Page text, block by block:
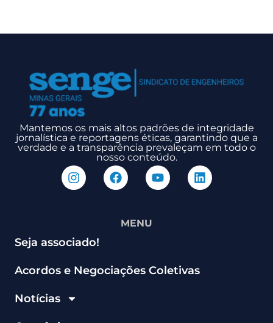
Mantemos os mais altos padrões de integridade
jornalística e reportagens éticas, garantindo que a
verdade e a transparência prevaleçam em todo o
nosso conteúdo.
MENU
Seja associado!
Acordos e Negociações Coletivas
Notícias